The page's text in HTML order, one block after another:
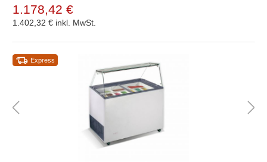
1.178,42 €
1.402,32 € inkl. MwSt.
Express